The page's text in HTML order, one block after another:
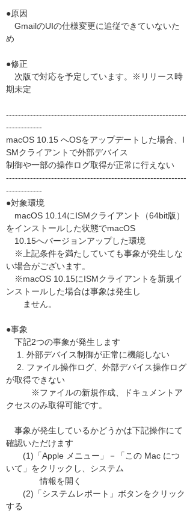
●原因
GmailのUIの仕様変更に追従できていないた
め
●修正
次版で対応を予定しています。※リリース時
期未定
------------------------------------------------------------
------------
macOS 10.15 へOSをアップデートした場合、I
SMクライアントで外部デバイス
制御や一部の操作ログ取得が正常に行えない
------------------------------------------------------------
------------
●対象環境
macOS 10.14にISMクライアント（64bit版）
をインストールした状態でmacOS
10.15へバージョンアップした環境
※上記条件を満たしていても事象が発生しな
い場合がございます。
※macOS 10.15にISMクライアントを新規イ
ンストールした場合は事象は発生し
ません。
●事象
下記2つの事象が発生します
1. 外部デバイス制御が正常に機能しない
2. ファイル操作ログ、外部デバイス操作ログ
が取得できない
※ファイルの新規作成、ドキュメントア
クセスのみ取得可能です。
事象が発生しているかどうかは下記操作にて
確認いただけます
(1)「Apple メニュー」－「この Mac につ
いて」をクリックし、システム
情報を開く
(2)「システムレポート」ボタンをクリック
する